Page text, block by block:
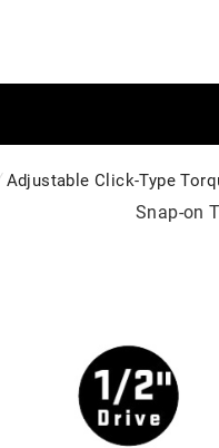
Adjustable Click-Type
Snap-on